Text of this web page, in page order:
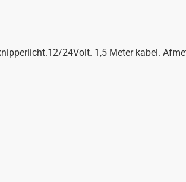
24Volt. 1,5 Meter kabel.